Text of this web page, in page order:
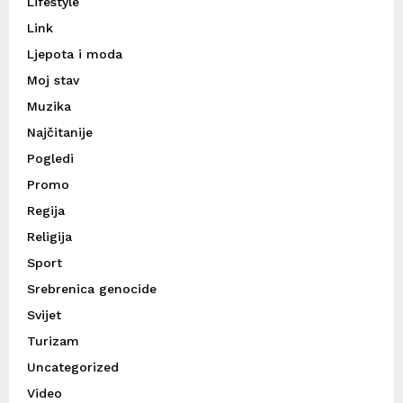
Link
Ljepota i moda
Moj stav
Muzika
Najčitanije
Pogledi
Promo
Regija
Religija
Sport
Srebrenica genocide
Svijet
Turizam
Uncategorized
Video